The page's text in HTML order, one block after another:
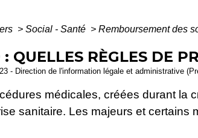
> Social - Santé > Remboursement des
: QUELLES RÈGLES DE
- Direction de l'information légale et administrative
médicales, créées durant la
sanitaire. Les majeurs et